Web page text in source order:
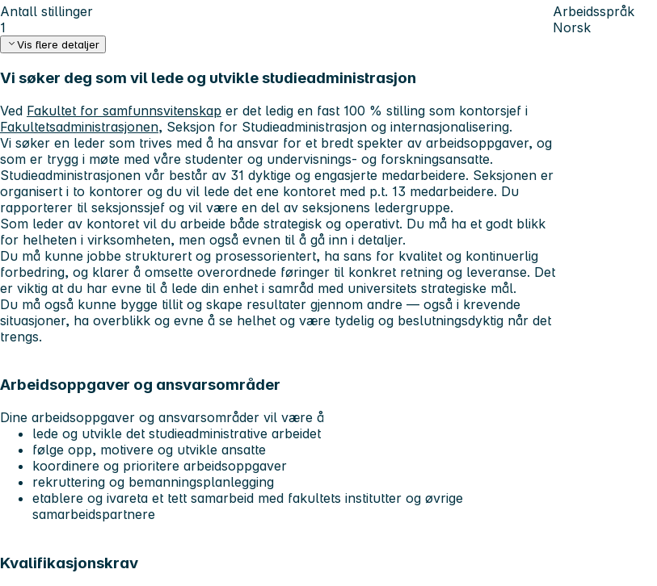
Antall stillinger
1
Arbeidsspråk
Norsk
Vis flere detaljer
Vi søker deg som vil lede og utvikle studieadministrasjon
Ved Fakultet for samfunnsvitenskap er det ledig en fast 100 % stilling som kontorsjef i
Fakultetsadministrasjonen, Seksjon for Studieadministrasjon og internasjonalisering.
Vi søker en leder som trives med å ha ansvar for et bredt spekter av arbeidsoppgaver, og
som er trygg i møte med våre studenter og undervisnings- og forskningsansatte.
Studieadministrasjonen vår består av 31 dyktige og engasjerte medarbeidere. Seksjonen er
organisert i to kontorer og du vil lede det ene kontoret med p.t. 13 medarbeidere. Du
rapporterer til seksjonssjef og vil være en del av seksjonens ledergruppe.
Som leder av kontoret vil du arbeide både strategisk og operativt. Du må ha et godt blikk
for helheten i virksomheten, men også evnen til å gå inn i detaljer.
Du må kunne jobbe strukturert og prosessorientert, ha sans for kvalitet og kontinuerlig
forbedring, og klarer å omsette overordnede føringer til konkret retning og leveranse. Det
er viktig at du har evne til å lede din enhet i samråd med universitets strategiske mål.
Du må også kunne bygge tillit og skape resultater gjennom andre — også i krevende
situasjoner, ha overblikk og evne å se helhet og være tydelig og beslutningsdyktig når det
trengs.
Arbeidsoppgaver og ansvarsområder
Dine arbeidsoppgaver og ansvarsområder vil være å
lede og utvikle det studieadministrative arbeidet
følge opp, motivere og utvikle ansatte
koordinere og prioritere arbeidsoppgaver
rekruttering og bemanningsplanlegging
etablere og ivareta et tett samarbeid med fakultets institutter og øvrige
samarbeidspartnere
Kvalifikasjonskrav